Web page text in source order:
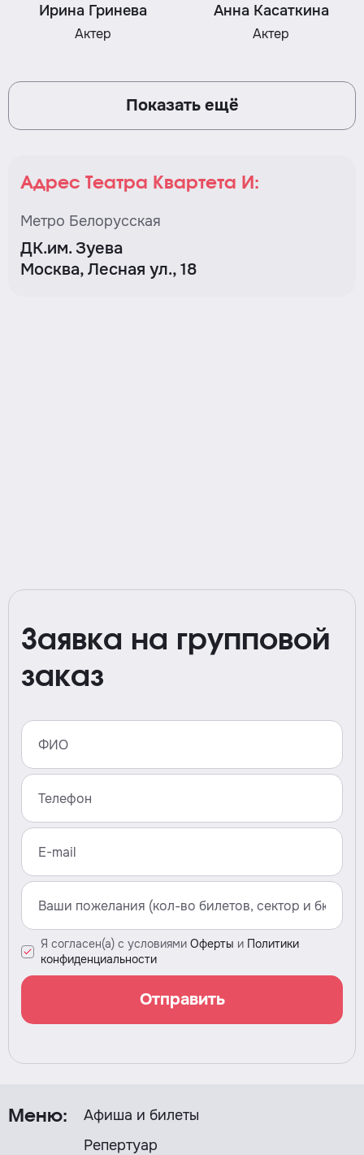
Ирина Гринева
Актер
Анна Касаткина
Актер
Показать ещё
Адрес Театра Квартета И:
Метро Белорусская
ДК.им. Зуева
Москва, Лесная ул., 18
Заявка на групповой
заказ
Я согласен(а) с условиями Оферты и Политики
конфиденциальности
Отправить
Меню:
Афиша и билеты
Репертуар